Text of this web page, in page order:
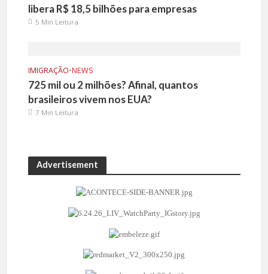
libera R$ 18,5 bilhões para empresas
5 Min Leitura
IMIGRAÇÃO•NEWS
725 mil ou 2 milhões? Afinal, quantos
brasileiros vivem nos EUA?
7 Min Leitura
Advertisement